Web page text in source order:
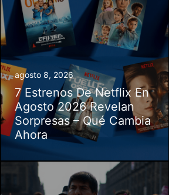
agosto 8, 2026
7 Estrenos De Netflix En
Agosto 2026 Revelan
Sorpresas – Qué Cambia
Ahora